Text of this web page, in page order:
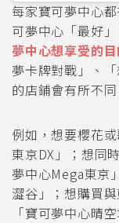
每家寶可夢中心
可夢中心「最好」
夢中心想享受的
夢卡牌對戰」、
的店鋪會有所不同
例如，想要櫻花
東京DX」；想同
夢中心Mega東京
澀谷」；想購買
「寶可夢中心晴